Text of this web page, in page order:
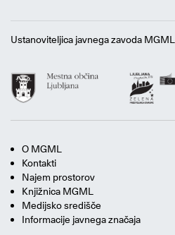
Ustanoviteljica javnega zavoda
O MGML
Kontakti
Najem prostorov
Knjižnica MGML
Medijsko središče
Informacije javnega značaja